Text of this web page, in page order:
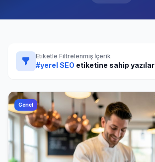
Etiketle Filtrelenmiş İçerik
#yerel SEO etiketine sahip yazılar
Genel